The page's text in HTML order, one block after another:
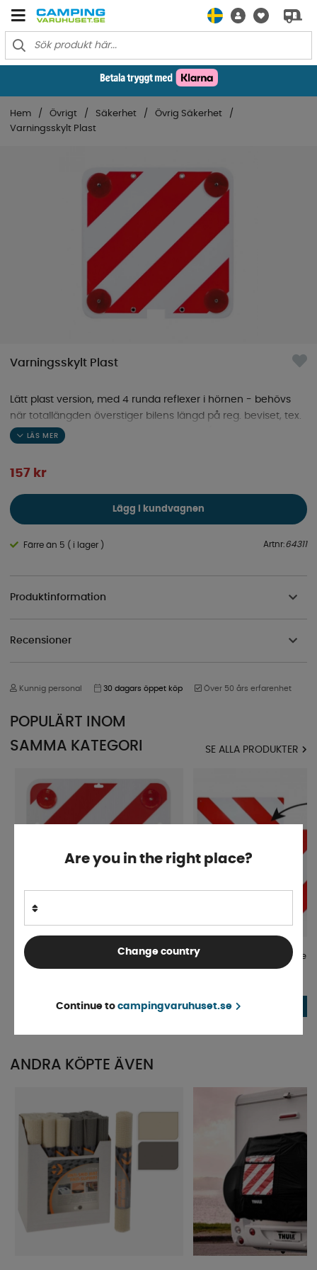
Hem Övrigt Säkerhet
Övrig Säkerhet
Varningsskylt Plast
Varningsskylt Plast
Lätt plast version, med 4 runda reflexer i hörnen - behövs
när totallängden överstiger bilens längd på reg. beviset, tex.
vid montering av cykelställ eller box bak (krav i de flesta
157 kr
Lägg i kundvagnen
Färre än 5 ( i lager ) Artnr:64311
Produktinformation
Recensioner
Kunnig personal 30 dagars öppet köp Över 50 års erfarenhet
POPULÄRT INOM
SAMMA KATEGORI
SE ALLA PRODUKTER
ProPlus Varningsskylt Plast 50x50cm
Med Reflexer
KÖP!
Varningsskylt För Spanien
Vändbar
449 kr
ANDRA KÖPTE ÄVEN
Are you in the right place?
Change country
Continue to campingvaruhuset.se